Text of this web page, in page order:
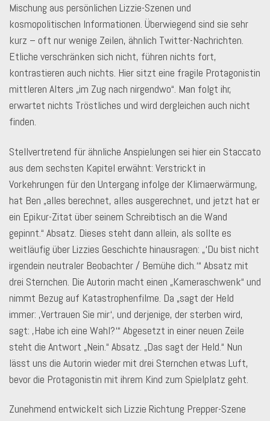
Mischung aus persönlichen Lizzie-Szenen und
kosmopolitischen Informationen. Überwiegend sind sie sehr
kurz – oft nur wenige Zeilen, ähnlich Twitter-Nachrichten.
Etliche verschränken sich nicht, führen nichts fort,
kontrastieren auch nichts. Hier sitzt eine fragile Protagonistin
mittleren Alters „im Zug nach nirgendwo“. Man folgt ihr,
erwartet nichts Tröstliches und wird dergleichen auch nicht
finden.
Stellvertretend für ähnliche Anspielungen sei hier ein Staccato
aus dem sechsten Kapitel erwähnt: Verstrickt in
Vorkehrungen für den Untergang infolge der Klimaerwärmung,
hat Ben „alles berechnet, alles ausgerechnet, und jetzt hat er
ein Epikur-Zitat über seinem Schreibtisch an die Wand
gepinnt.“ Absatz. Dieses steht dann allein, als sollte es
weitläufig über Lizzies Geschichte hinausragen: „‘Du bist nicht
irgendein neutraler Beobachter / Bemühe dich.‘“ Absatz mit
drei Sternchen. Die Autorin macht einen „Kameraschwenk“ und
nimmt Bezug auf Katastrophenfilme. Da „sagt der Held
immer: ‚Vertrauen Sie mir‘, und derjenige, der sterben wird,
sagt: ‚Habe ich eine Wahl?‘“ Abgesetzt in einer neuen Zeile
steht die Antwort „Nein.“ Absatz. „Das sagt der Held.“ Nun
lässt uns die Autorin wieder mit drei Sternchen etwas Luft,
bevor die Protagonistin mit ihrem Kind zum Spielplatz geht.
Zunehmend entwickelt sich Lizzie Richtung Prepper-Szene